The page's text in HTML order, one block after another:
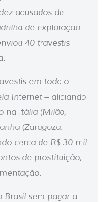
acusados de
de exploração
40 travestis
em todo o
Internet – aliciando
na Itália (Milão,
(Zaragoza,
cerca de R$ 30 mil
de prostituição,
Brasil sem pagar a